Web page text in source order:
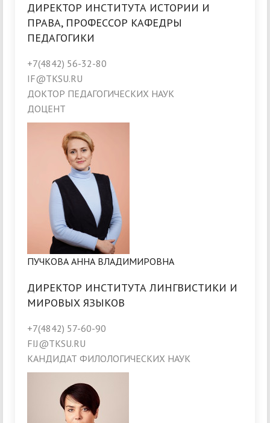
ДИРЕКТОР ИНСТИТУТА ИСТОРИИ И
ПРАВА, ПРОФЕССОР КАФЕДРЫ
ПЕДАГОГИКИ
+7(4842) 56-32-80
IF@TKSU.RU
ДОКТОР ПЕДАГОГИЧЕСКИХ НАУК
ДОЦЕНТ
ПУЧКОВА АННА ВЛАДИМИРОВНА
ДИРЕКТОР ИНСТИТУТА ЛИНГВИСТИКИ И
МИРОВЫХ ЯЗЫКОВ
+7(4842) 57-60-90
FIJ@TKSU.RU
КАНДИДАТ ФИЛОЛОГИЧЕСКИХ НАУК